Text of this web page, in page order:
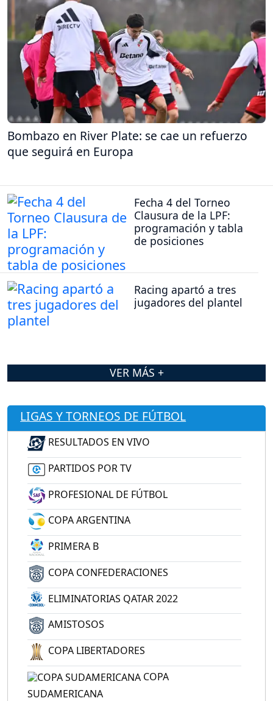
Bombazo en River Plate: se cae un refuerzo
que seguirá en Europa
Fecha 4 del Torneo
Clausura de la LPF:
programación y tabla
de posiciones
Racing apartó a tres
jugadores del plantel
VER MÁS +
LIGAS Y TORNEOS DE FÚTBOL
RESULTADOS EN VIVO
PARTIDOS POR TV
PROFESIONAL DE FÚTBOL
COPA ARGENTINA
PRIMERA B
COPA CONFEDERACIONES
ELIMINATORIAS QATAR 2022
AMISTOSOS
COPA LIBERTADORES
COPA
SUDAMERICANA